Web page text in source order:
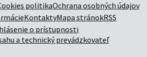
politikaOchrana osobných údajov
KontaktyMapa stránokRSS
o prístupnosti
a technický prevádzkovateľ